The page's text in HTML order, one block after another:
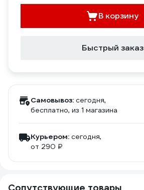
В корзину
Быстрый заказ
Самовывоз: сегодня,
бесплатно, из 1 магазина
Курьером: сегодня,
от 290 ₽